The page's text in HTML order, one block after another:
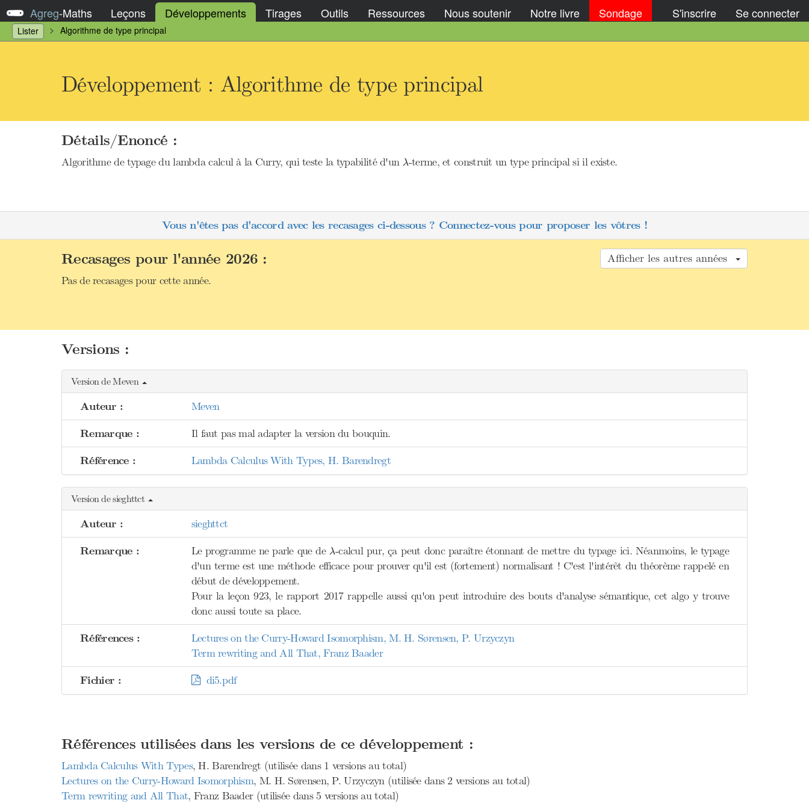
Agreg-Maths Leçons Développements Tirages Outils Ressources Nous soutenir Notre livre Sondage S'inscrire Se connecter
Lister Algorithme de type principal
Développement : Algorithme de type principal
Détails/Enoncé :
Algorithme de typage du lambda calcul à la Curry, qui teste la typabilité d'un λ
λ-terme, et construit un type principal si il existe.
Vous n'êtes pas d'accord avec les recasages ci-dessous ? Connectez-vous pour proposer les vôtres !
Afficher les autres années
Recasages pour l'année 2026 :
Pas de recasages pour cette année.
Versions :
Version de Meven
Auteur : Meven
Remarque : Il faut pas mal adapter la version du bouquin.
Référence : Lambda Calculus With Types, H. Barendregt
Version de sieghttct
Auteur : sieghttct
Remarque : Le programme ne parle que de λ
λ-calcul pur, ça peut donc paraître étonnant de mettre du typage ici. Néanmoins, le typage
d'un terme est une méthode efficace pour prouver qu'il est (fortement) normalisant ! C'est l'intérêt du théorème rappelé en
début de développement.
Pour la leçon 923, le rapport 2017 rappelle aussi qu'on peut introduire des bouts d'analyse sémantique, cet algo y trouve
donc aussi toute sa place.
Références :
Lectures on the Curry-Howard Isomorphism, M. H. Sørensen, P. Urzyczyn
Term rewriting and All That, Franz Baader
Fichier : di5.pdf
Références utilisées dans les versions de ce développement :
Lambda Calculus With Types, H. Barendregt (utilisée dans 1 versions au total)
Lectures on the Curry-Howard Isomorphism, M. H. Sørensen, P. Urzyczyn (utilisée dans 2 versions au total)
Term rewriting and All That, Franz Baader (utilisée dans 5 versions au total)